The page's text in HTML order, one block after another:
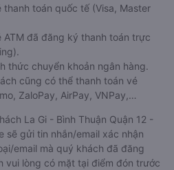
thanh toán quốc tế (Visa, Master
ATM đã đăng ký thanh toán trực
thức chuyển khoản ngân hàng.
cũng có thể thanh toán vé
ZaloPay, AirPay, VNPay,…
La Gi - Bình Thuận Quận 12 -
sẽ gửi tin nhắn/email xác nhận
email mà quý khách đã đăng
vui lòng có mặt tại điểm đón trước